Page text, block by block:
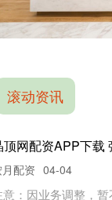
滚动资讯
元网平台 古代难产
擀腹，剪刀刨腹